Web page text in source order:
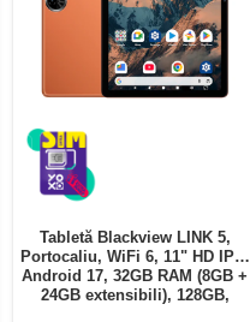
Tabletă Blackview LINK 5,
Portocaliu, WiFi 6, 11" HD IPS,
Android 17, 32GB RAM (8GB +
24GB extensibili), 128GB,